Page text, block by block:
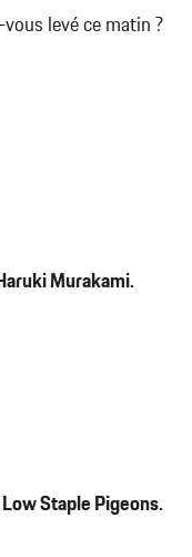
levé ce matin ?
Murakami.
Staple Pigeons.